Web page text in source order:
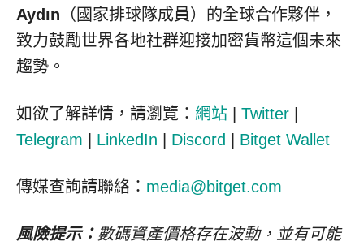
Aydın （國家排球隊成員）的全球合作夥伴，
致力鼓勵世界各地社群迎接加密貨幣這個未來
趨勢。
如欲了解詳情，請瀏覽： 網站 Twitter
Telegram
LinkedIn Discord Bitget Wallet
傳媒查詢請聯絡： media@bitget.com
風險提示： 數碼資產價格存在波動，並有可能